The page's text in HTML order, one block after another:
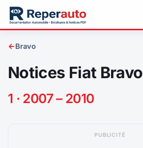
←Bravo
Notices Fiat Bravo
1 · 2007 – 2010
PUBLICITÉ